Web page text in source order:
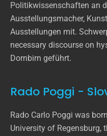
Politikwissenschaften an
Ausstellungsmacher,
Ausstellungen mit.
necessary discourse on
Dornbirn geführt.
Rado Poggi -
Rado Carlo Poggi was
University of